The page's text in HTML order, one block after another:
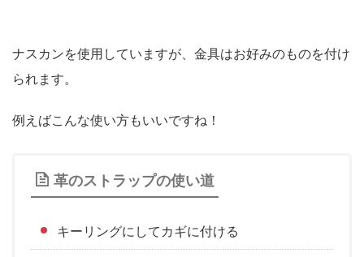
ナスカンを使用していますが、金具はお好みのものを付け
られます。
例えばこんな使い方もいいですね！
革のストラップの使い道
キーリングにしてカギに付ける